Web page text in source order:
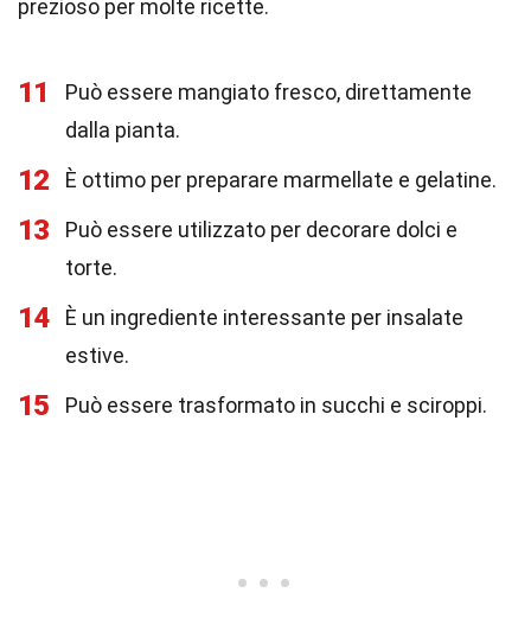
prezioso per molte ricette.
11
Può essere mangiato fresco, direttamente
dalla pianta.
12 È ottimo per preparare marmellate e gelatine.
13
Può essere utilizzato per decorare dolci e
torte.
14
È un ingrediente interessante per insalate
estive.
15 Può essere trasformato in succhi e sciroppi.